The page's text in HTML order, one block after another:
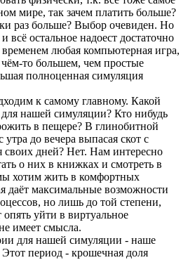
мире, так зачем платить больше?
раз больше? Выбор очевиден. Но
всё остальное надоест достаточно
временем любая компьютерная игра,
чём-то большем, чем простые
полноценная симуляция
к самому главному. Какой
нашей симуляции? Кто нибудь
в пещере? В глинобитной
до вечера выпасая скот с
своих дней? Нет. Нам интересно
о них в книжках и смотреть в
хотим жить в комфортных
даёт максимальные возможности
но лишь до той степени,
опять уйти в виртуальное
имеет смысла.
для нашей симуляции - наше
период - крошечная доля